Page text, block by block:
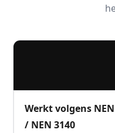
Werkt volgens
/ NEN 3140